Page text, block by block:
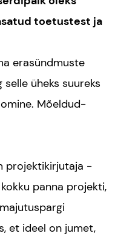
toetustest ja
erasündmuste
üheks suureks
Mõeldud-
projektikirjutaja -
panna projekti,
et ideel on jumet,